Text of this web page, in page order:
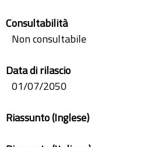
Consultabilità
Non consultabile
Data di rilascio
01/07/2050
Riassunto (Inglese)